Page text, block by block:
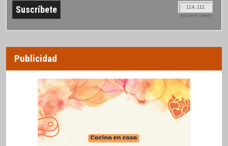
114.111
SUSCRIPTORES
Publicidad